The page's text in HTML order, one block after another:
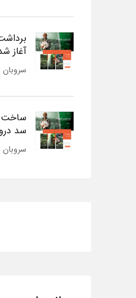
آغاز
سروبان
ساخت
سد
سروبان